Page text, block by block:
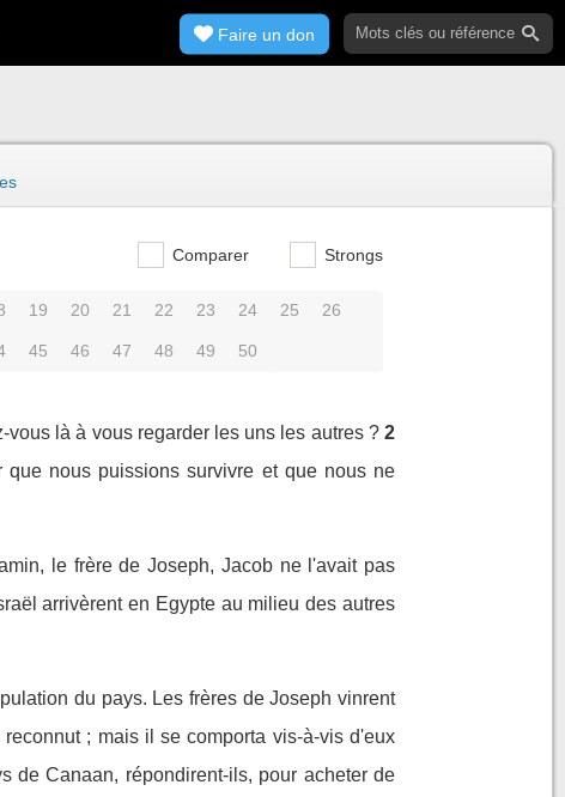
Faire un don
Comparer Strongs
19 20 21 22 23 24 25 26
45 46 47 48 49 50
là à vous regarder les uns les autres ? 2
nous puissions survivre et que nous ne
le frère de Joseph, Jacob ne l'avait pas
arrivèrent en Egypte au milieu des autres
du pays. Les frères de Joseph vinrent
; mais il se comporta vis-à-vis d'eux
de Canaan, répondirent-ils, pour acheter de